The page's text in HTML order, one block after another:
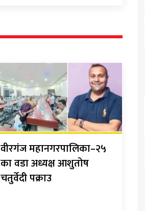
वीरगंज महानगरपालिका–२५
का वडा अध्यक्ष आशुतोष
चतुर्वेदी पक्राउ